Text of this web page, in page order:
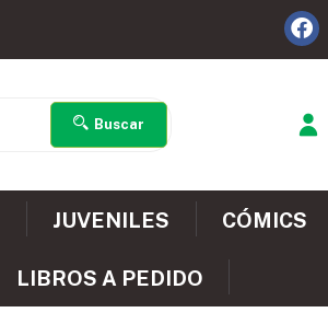
Buscar
JUVENILES CÓMICS
LIBROS A PEDIDO